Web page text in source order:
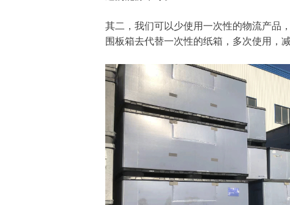
其二，我们可以少使用一次性的物流产品
围板箱去代替一次性的纸箱，多次使用，